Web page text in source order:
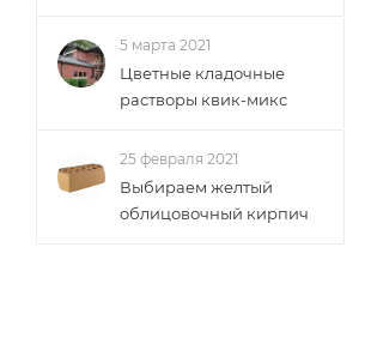
5 марта 2021
Цветные кладочные
растворы квик-микс
25 февраля 2021
Выбираем желтый
облицовочный кирпич